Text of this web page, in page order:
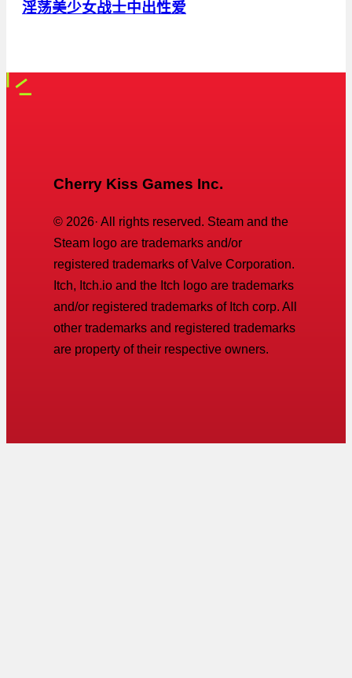
淫荡美少女战士中出性爱
Cherry Kiss Games Inc.
© 2026· All rights reserved. Steam and the
Steam logo are trademarks and/or
registered trademarks of Valve Corporation.
Itch, Itch.io and the Itch logo are trademarks
and/or registered trademarks of Itch corp. All
other trademarks and registered trademarks
are property of their respective owners.